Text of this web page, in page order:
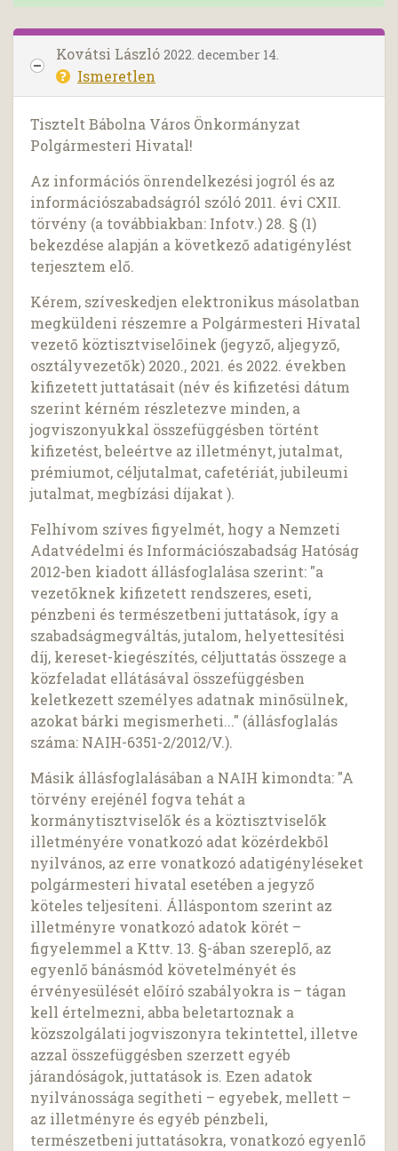
Kovátsi László 2022. december 14.
Ismeretlen
Tisztelt Bábolna Város Önkormányzat
Polgármesteri Hivatal!
Az információs önrendelkezési jogról és az
információszabadságról szóló 2011. évi CXII.
törvény (a továbbiakban: Infotv.) 28. § (1)
bekezdése alapján a következő adatigénylést
terjesztem elő.
Kérem, szíveskedjen elektronikus másolatban
megküldeni részemre a Polgármesteri Hivatal
vezető köztisztviselőinek (jegyző, aljegyző,
osztályvezetők) 2020., 2021. és 2022. években
kifizetett juttatásait (név és kifizetési dátum
szerint kérném részletezve minden, a
jogviszonyukkal összefüggésben történt
kifizetést, beleértve az illetményt, jutalmat,
prémiumot, céljutalmat, cafetériát, jubileumi
jutalmat, megbízási díjakat ).
Felhívom szíves figyelmét, hogy a Nemzeti
Adatvédelmi és Információszabadság Hatóság
2012-ben kiadott állásfoglalása szerint: "a
vezetőknek kifizetett rendszeres, eseti,
pénzbeni és természetbeni juttatások, így a
szabadságmegváltás, jutalom, helyettesítési
díj, kereset-kiegészítés, céljuttatás összege a
közfeladat ellátásával összefüggésben
keletkezett személyes adatnak minősülnek,
azokat bárki megismerheti..." (állásfoglalás
száma: NAIH-6351-2/2012/V.).
Másik állásfoglalásában a NAIH kimondta: "A
törvény erejénél fogva tehát a
kormánytisztviselők és a köztisztviselők
illetményére vonatkozó adat közérdekből
nyilvános, az erre vonatkozó adatigényléseket
polgármesteri hivatal esetében a jegyző
köteles teljesíteni. Álláspontom szerint az
illetményre vonatkozó adatok körét –
figyelemmel a Kttv. 13. §-ában szereplő, az
egyenlő bánásmód követelményét és
érvényesülését előíró szabályokra is – tágan
kell értelmezni, abba beletartoznak a
közszolgálati jogviszonyra tekintettel, illetve
azzal összefüggésben szerzett egyéb
járandóságok, juttatások is. Ezen adatok
nyilvánossága segítheti – egyebek, mellett –
az illetményre és egyéb pénzbeli,
természetbeni juttatásokra, vonatkozó egyenlő